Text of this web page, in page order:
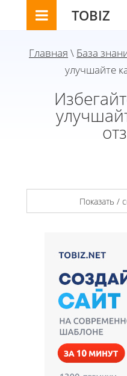
TOBIZ
Главная \ База
улучшайте
Показать /